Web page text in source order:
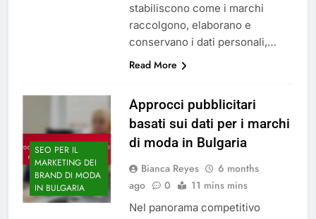
stabiliscono come i marchi
raccolgono, elaborano e
conservano i dati personali,…
Read More
SEO PER IL
MARKETING DEI
BRAND DI MODA
IN BULGARIA
Approcci pubblicitari
basati sui dati per i marchi
di moda in Bulgaria
Bianca Reyes
6 months
ago
0 11 mins mins
Nel panorama competitivo